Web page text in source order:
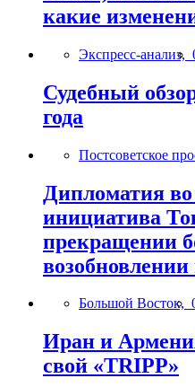
какие
Экспресс-анализ,
Судебный
года
Постсоветское
Дипломатия
инициатива
прекращении
возобновлении
Большой Восток,
Иран и
свой «TRIPP»